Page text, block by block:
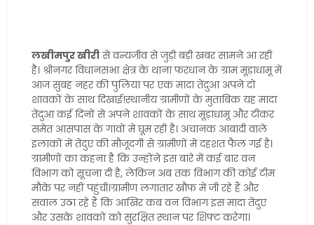
लखीमपुर खीरीसे वन्यजीव से जुड़ी बड़ी खबर सामने आ रही
है। श्रीनगर विधानसभा क्षेत्र के थाना फरधान के ग्राम मूड़ाधामू में
आज सुबह नहर की पुलिया पर एक मादा तेंदुआ अपने दो
शावकों के साथ दिखाई!स्थानीय ग्रामीणों के मुताबिक यह मादा
तेंदुआ कई दिनों से अपने शावकों के साथ मूड़ाधामू और टीकर
समेत आसपास के गांवों में घूम रही है। अचानक आबादी वाले
इलाकों में तेंदुए की मौजूदगी से ग्रामीणों में दहशत फैल गई है।
ग्रामीणों का कहना है कि उन्होंने इस बारे में कई बार वन
विभाग को सूचना दी है, लेकिन अब तक विभाग की कोई टीम
मौके पर नहीं पहुंची।ग्रामीण लगातार खौफ में जी रहे हैं और
सवाल उठा रहे हैं कि आखिर कब वन विभाग इस मादा तेंदुए
और उसके शावकों को सुरक्षित स्थान पर शिफ्ट करेगा।